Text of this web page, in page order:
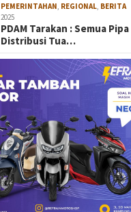
PEMERINTAHAN, REGIONAL, BERITA
2025
PDAM Tarakan : Semua Pipa
Distribusi Tua…